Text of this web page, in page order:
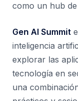
como un hub
Gen AI Summit
inteligencia
explorar las
tecnología en
una